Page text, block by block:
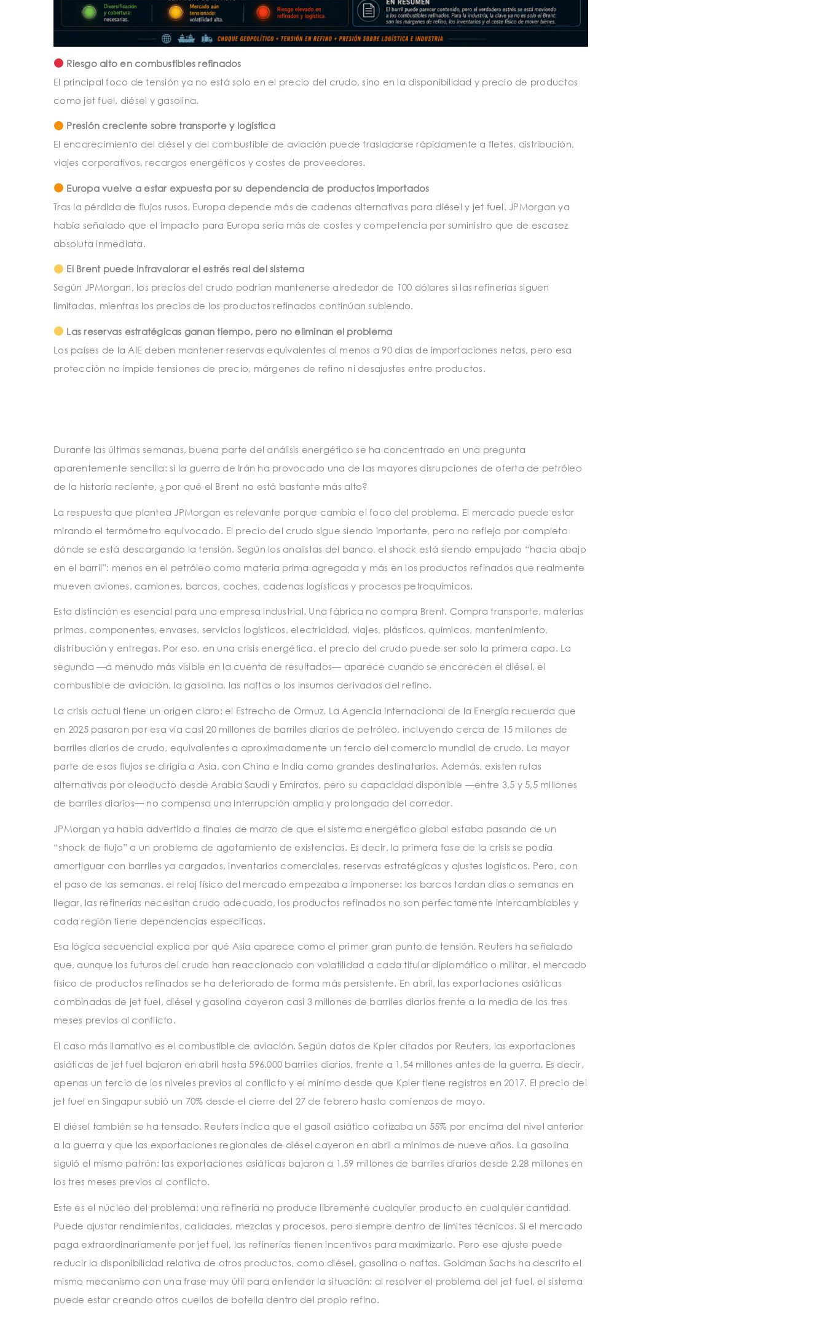
Riesgo alto en combustibles refinados
El principal foco de tensión ya no está solo en el precio del crudo, sino en la disponibilidad y precio de productos
como jet fuel, diésel y gasolina.
Presión creciente sobre transporte y logística
El encarecimiento del diésel y del combustible de aviación puede trasladarse rápidamente a fletes, distribución,
viajes corporativos, recargos energéticos y costes de proveedores.
Europa vuelve a estar expuesta por su dependencia de productos importados
Tras la pérdida de flujos rusos, Europa depende más de cadenas alternativas para diésel y jet fuel. JPMorgan ya
había señalado que el impacto para Europa sería más de costes y competencia por suministro que de escasez
absoluta inmediata.
El Brent puede infravalorar el estrés real del sistema
Según JPMorgan, los precios del crudo podrían mantenerse alrededor de 100 dólares si las refinerías siguen
limitadas, mientras los precios de los productos refinados continúan subiendo.
Las reservas estratégicas ganan tiempo, pero no eliminan el problema
Los países de la AIE deben mantener reservas equivalentes al menos a 90 días de importaciones netas, pero esa
protección no impide tensiones de precio, márgenes de refino ni desajustes entre productos.
Durante las últimas semanas, buena parte del análisis energético se ha concentrado en una pregunta
aparentemente sencilla: si la guerra de Irán ha provocado una de las mayores disrupciones de oferta de petróleo
de la historia reciente, ¿por qué el Brent no está bastante más alto?
La respuesta que plantea JPMorgan es relevante porque cambia el foco del problema. El mercado puede estar
mirando el termómetro equivocado. El precio del crudo sigue siendo importante, pero no refleja por completo
dónde se está descargando la tensión. Según los analistas del banco, el shock está siendo empujado “hacia abajo
en el barril”: menos en el petróleo como materia prima agregada y más en los productos refinados que realmente
mueven aviones, camiones, barcos, coches, cadenas logísticas y procesos petroquímicos.
Esta distinción es esencial para una empresa industrial. Una fábrica no compra Brent. Compra transporte, materias
primas, componentes, envases, servicios logísticos, electricidad, viajes, plásticos, químicos, mantenimiento,
distribución y entregas. Por eso, en una crisis energética, el precio del crudo puede ser solo la primera capa. La
segunda —a menudo más visible en la cuenta de resultados— aparece cuando se encarecen el diésel, el
combustible de aviación, la gasolina, las naftas o los insumos derivados del refino.
La crisis actual tiene un origen claro: el Estrecho de Ormuz. La Agencia Internacional de la Energía recuerda que
en 2025 pasaron por esa vía casi 20 millones de barriles diarios de petróleo, incluyendo cerca de 15 millones de
barriles diarios de crudo, equivalentes a aproximadamente un tercio del comercio mundial de crudo. La mayor
parte de esos flujos se dirigía a Asia, con China e India como grandes destinatarios. Además, existen rutas
alternativas por oleoducto desde Arabia Saudí y Emiratos, pero su capacidad disponible —entre 3,5 y 5,5 millones
de barriles diarios— no compensa una interrupción amplia y prolongada del corredor.
JPMorgan ya había advertido a finales de marzo de que el sistema energético global estaba pasando de un
“shock de flujo” a un problema de agotamiento de existencias. Es decir, la primera fase de la crisis se podía
amortiguar con barriles ya cargados, inventarios comerciales, reservas estratégicas y ajustes logísticos. Pero, con
el paso de las semanas, el reloj físico del mercado empezaba a imponerse: los barcos tardan días o semanas en
llegar, las refinerías necesitan crudo adecuado, los productos refinados no son perfectamente intercambiables y
cada región tiene dependencias específicas.
Esa lógica secuencial explica por qué Asia aparece como el primer gran punto de tensión. Reuters ha señalado
que, aunque los futuros del crudo han reaccionado con volatilidad a cada titular diplomático o militar, el mercado
físico de productos refinados se ha deteriorado de forma más persistente. En abril, las exportaciones asiáticas
combinadas de jet fuel, diésel y gasolina cayeron casi 3 millones de barriles diarios frente a la media de los tres
meses previos al conflicto.
El caso más llamativo es el combustible de aviación. Según datos de Kpler citados por Reuters, las exportaciones
asiáticas de jet fuel bajaron en abril hasta 596.000 barriles diarios, frente a 1,54 millones antes de la guerra. Es decir,
apenas un tercio de los niveles previos al conflicto y el mínimo desde que Kpler tiene registros en 2017. El precio del
jet fuel en Singapur subió un 70% desde el cierre del 27 de febrero hasta comienzos de mayo.
El diésel también se ha tensado. Reuters indica que el gasoil asiático cotizaba un 55% por encima del nivel anterior
a la guerra y que las exportaciones regionales de diésel cayeron en abril a mínimos de nueve años. La gasolina
siguió el mismo patrón: las exportaciones asiáticas bajaron a 1,59 millones de barriles diarios desde 2,28 millones en
los tres meses previos al conflicto.
Este es el núcleo del problema: una refinería no produce libremente cualquier producto en cualquier cantidad.
Puede ajustar rendimientos, calidades, mezclas y procesos, pero siempre dentro de límites técnicos. Si el mercado
paga extraordinariamente por jet fuel, las refinerías tienen incentivos para maximizarlo. Pero ese ajuste puede
reducir la disponibilidad relativa de otros productos, como diésel, gasolina o naftas. Goldman Sachs ha descrito el
mismo mecanismo con una frase muy útil para entender la situación: al resolver el problema del jet fuel, el sistema
puede estar creando otros cuellos de botella dentro del propio refino.